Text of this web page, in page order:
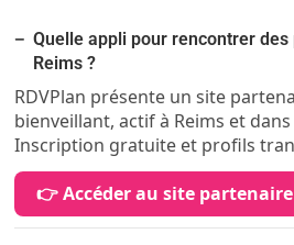
Quelle appli pour rencontrer
Reims ?
RDVPlan présente un site
bienveillant, actif à Reims et
Inscription gratuite et profils
👉 Accéder au site partenaire